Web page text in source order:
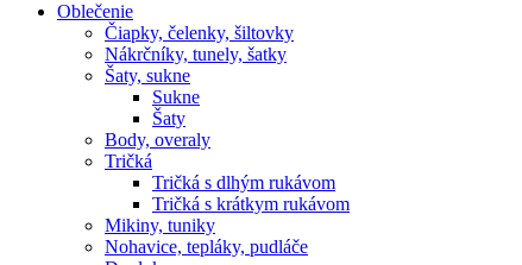
Oblečenie
Čiapky, čelenky, šiltovky
Nákrčníky, tunely, šatky
Šaty, sukne
Sukne
Šaty
Body, overaly
Tričká
Tričká s dlhým rukávom
Tričká s krátkym rukávom
Mikiny, tuniky
Nohavice, tepláky, pudláče